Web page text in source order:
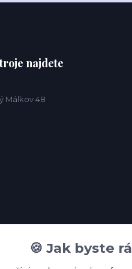
najdete
Málkov 48
🍪 Jak byste